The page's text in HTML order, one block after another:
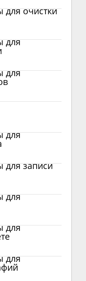
очистки
для
для
для
записи
для
для
для